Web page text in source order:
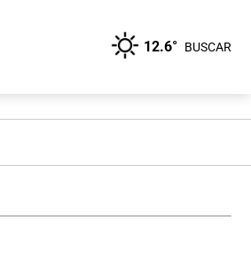
12.6° BUSCAR